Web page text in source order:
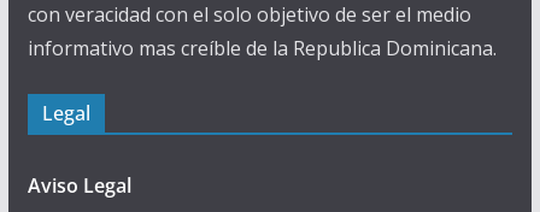
con veracidad con el solo objetivo de ser el medio
informativo mas creíble de la Republica Dominicana.
Legal
Aviso Legal